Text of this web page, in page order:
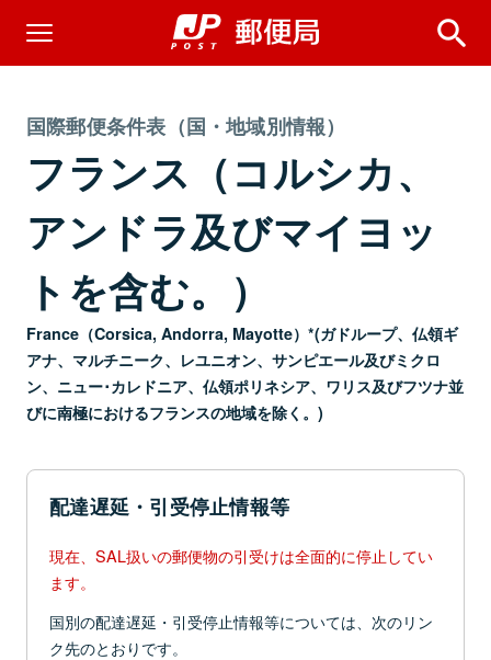
国際郵便条件表（国・地域別情報）
フランス（コルシカ、
アンドラ及びマイヨッ
トを含む。）
France（Corsica, Andorra, Mayotte）*(ガドループ、仏領ギ
アナ、マルチニーク、レユニオン、サンピエール及びミクロ
ン、ニュー･カレドニア、仏領ポリネシア、ワリス及びフツナ並
びに南極におけるフランスの地域を除く。)
配達遅延・引受停止情報等
現在、SAL扱いの郵便物の引受けは全面的に停止してい
ます。
国別の配達遅延・引受停止情報等については、次のリン
ク先のとおりです。